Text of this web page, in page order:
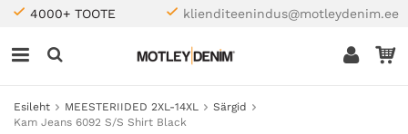
4000+ TOOTE klienditeenindus@motleydenim.ee
Esileht MEESTERIIDED 2XL-14XL
Särgid
Kam Jeans 6092 S/S Shirt Black